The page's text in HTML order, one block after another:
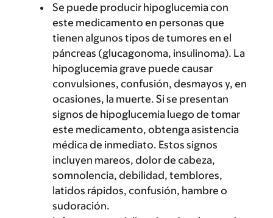
Se puede producir hipoglucemia con
este medicamento en personas que
tienen algunos tipos de tumores en el
páncreas (glucagonoma, insulinoma). La
hipoglucemia grave puede causar
convulsiones, confusión, desmayos y, en
ocasiones, la muerte. Si se presentan
signos de hipoglucemia luego de tomar
este medicamento, obtenga asistencia
médica de inmediato. Estos signos
incluyen mareos, dolor de cabeza,
somnolencia, debilidad, temblores,
latidos rápidos, confusión, hambre o
sudoración.